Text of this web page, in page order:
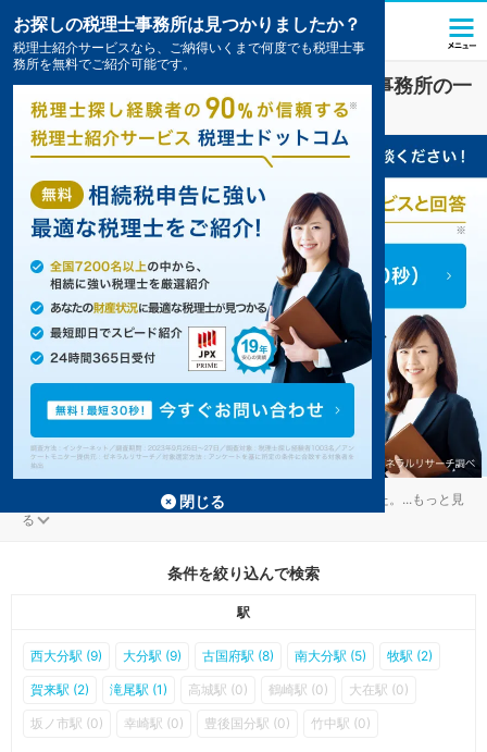
大分市で相続税対策を扱う税理士・会計事務所の一
覧10件掲載中
大分市の相続税対策を扱う税理士事務所が10件見つかりました。 ...もっと見
る
条件を絞り込んで検索
駅
西大分駅 (9) 大分駅 (9) 古国府駅 (8) 南大分駅 (5) 牧駅 (2)
賀来駅 (2) 滝尾駅 (1) 高城駅 (0) 鶴崎駅 (0) 大在駅 (0)
坂ノ市駅 (0) 幸崎駅 (0) 豊後国分駅 (0) 竹中駅 (0)
お探しの税理士事務所は見つかりましたか？
税理士紹介サービスなら、ご納得いくまで何度でも税理士事
務所を無料でご紹介可能です。
閉じる